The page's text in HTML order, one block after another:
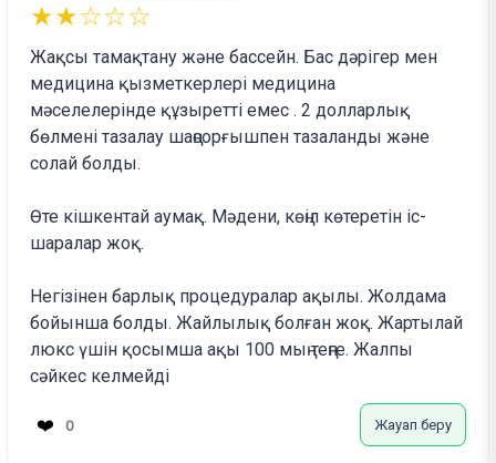
★★☆☆☆
Жақсы тамақтану және бассейн. Бас дәрігер мен
медицина қызметкерлері медицина
мәселелерінде құзыретті емес . 2 долларлық
бөлмені тазалау шаңсорғышпен тазаланды және
солай болды.
Өте кішкентай аумақ. Мәдени, көңіл көтеретін іс-
шаралар жоқ.
Негізінен барлық процедуралар ақылы. Жолдама
бойынша болды. Жайлылық болған жоқ. Жартылай
люкс үшін қосымша ақы 100 мың теңге. Жалпы
сәйкес келмейді
❤️ 0 Жауап беру